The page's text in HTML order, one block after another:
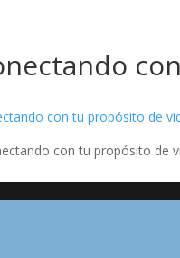
con tu propósito de
con tu propósito de